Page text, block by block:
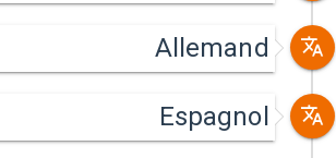
Allemand
Espagnol